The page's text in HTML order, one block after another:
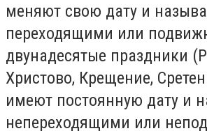
меняют свою дату и
переходящими или
двунадесятые праздники
Христово, Крещение,
имеют постоянную дату и
непереходящими или